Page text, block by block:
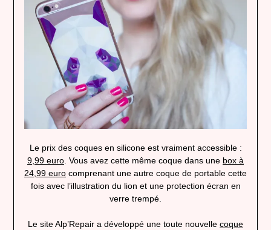
Le prix des coques en silicone est vraiment accessible :
9,99 euro . Vous avez cette même coque dans une box à
24,99 euro comprenant une autre coque de portable cette
fois avec l’illustration du lion et une protection écran en
verre trempé.
Le site Alp’Repair a développé une toute nouvelle coque